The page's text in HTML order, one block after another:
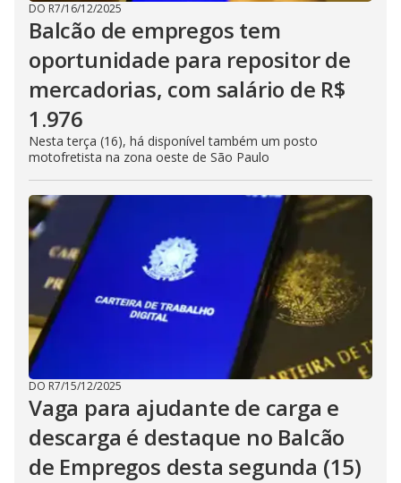
DO R7/16/12/2025
Balcão de empregos tem
oportunidade para repositor de
mercadorias, com salário de R$
1.976
Nesta terça (16), há disponível também um posto
motofretista na zona oeste de São Paulo
DO R7/15/12/2025
Vaga para ajudante de carga e
descarga é destaque no Balcão
de Empregos desta segunda (15)